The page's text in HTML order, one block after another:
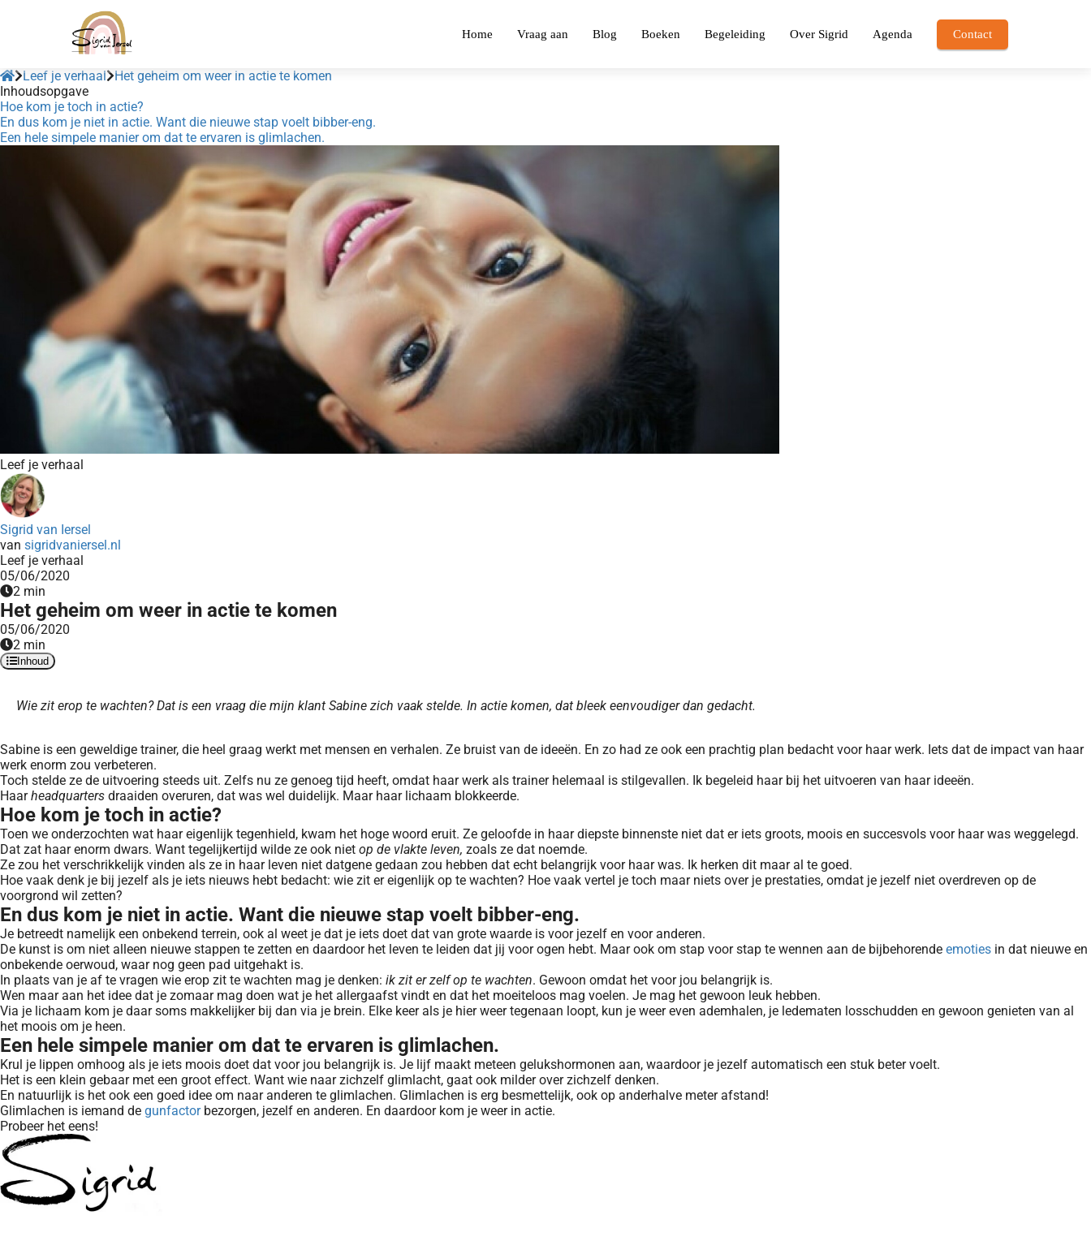
Home Vraag aan Blog Boeken Begeleiding Over Sigrid Agenda Contact
Leef je verhaal
Het geheim om weer in actie te komen
Inhoudsopgave
Hoe kom je toch in actie?
En dus kom je niet in actie. Want die nieuwe stap voelt bibber-eng.
Een hele simpele manier om dat te ervaren is glimlachen.
Leef je verhaal
Sigrid van Iersel
van sigridvaniersel.nl
Leef je verhaal
05/06/2020
2 min
Het geheim om weer in actie te komen
05/06/2020
2 min
Inhoud
Wie zit erop te wachten? Dat is een vraag die mijn klant Sabine zich vaak stelde. In actie komen, dat bleek eenvoudiger dan gedacht.
Sabine is een geweldige trainer, die heel graag werkt met mensen en verhalen. Ze bruist van de ideeën. En zo had ze ook een prachtig plan bedacht voor haar werk. Iets dat de impact van haar
werk enorm zou verbeteren.
Toch stelde ze de uitvoering steeds uit. Zelfs nu ze genoeg tijd heeft, omdat haar werk als trainer helemaal is stilgevallen. Ik begeleid haar bij het uitvoeren van haar ideeën.
Haarheadquarters draaiden overuren, dat was wel duidelijk. Maar haar lichaam blokkeerde.
Hoe kom je toch in actie?
Toen we onderzochten wat haar eigenlijk tegenhield, kwam het hoge woord eruit. Ze geloofde in haar diepste binnenste niet dat er iets groots, moois en succesvols voor haar was weggelegd.
Dat zat haar enorm dwars. Want tegelijkertijd wilde ze ook niet op de vlakte leven, zoals ze dat noemde.
Ze zou het verschrikkelijk vinden als ze in haar leven niet datgene gedaan zou hebben dat echt belangrijk voor haar was. Ik herken dit maar al te goed.
Hoe vaak denk je bij jezelf als je iets nieuws hebt bedacht: wie zit er eigenlijk op te wachten? Hoe vaak vertel je toch maar niets over je prestaties, omdat je jezelf niet overdreven op de
voorgrond wil zetten?
En dus kom je niet in actie. Want die nieuwe stap voelt bibber-eng.
Je betreedt namelijk een onbekend terrein, ook al weet je dat je iets doet dat van grote waarde is voor jezelf en voor anderen.
De kunst is om niet alleen nieuwe stappen te zetten en daardoor het leven te leiden dat jij voor ogen hebt. Maar ook om stap voor stap te wennen aan de bijbehorende emoties in dat nieuwe en
onbekende oerwoud, waar nog geen pad uitgehakt is.
In plaats van je af te vragen wie erop zit te wachten mag je denken: ik zit er zelf op te wachten. Gewoon omdat het voor jou belangrijk is.
Wen maar aan het idee dat je zomaar mag doen wat je het allergaafst vindt en dat het moeiteloos mag voelen. Je mag het gewoon leuk hebben.
Via je lichaam kom je daar soms makkelijker bij dan via je brein. Elke keer als je hier weer tegenaan loopt, kun je weer even ademhalen, je ledematen losschudden en gewoon genieten van al
het moois om je heen.
Een hele simpele manier om dat te ervaren is glimlachen.
Krul je lippen omhoog als je iets moois doet dat voor jou belangrijk is. Je lijf maakt meteen gelukshormonen aan, waardoor je jezelf automatisch een stuk beter voelt.
Het is een klein gebaar met een groot effect. Want wie naar zichzelf glimlacht, gaat ook milder over zichzelf denken.
En natuurlijk is het ook een goed idee om naar anderen te glimlachen. Glimlachen is erg besmettelijk, ook op anderhalve meter afstand!
Glimlachen is iemand de gunfactorbezorgen, jezelf en anderen. En daardoor kom je weer in actie.
Probeer het eens!